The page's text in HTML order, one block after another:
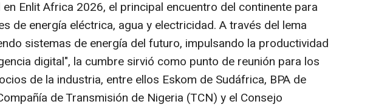
Enlit Africa 2026, el principal encuentro del continente para
de energía eléctrica, agua y electricidad. A través del lema
sistemas de energía del futuro, impulsando la productividad
digital", la cumbre sirvió como punto de reunión para los
de la industria, entre ellos Eskom de Sudáfrica, BPA de
de Transmisión de Nigeria (TCN) y el Consejo